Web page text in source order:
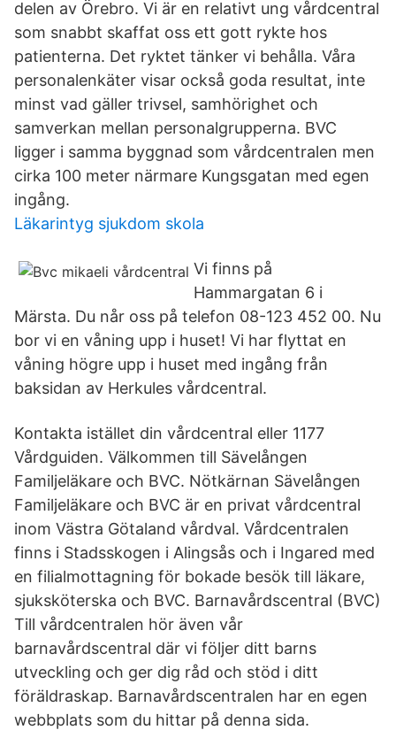
delen av Örebro. Vi är en relativt ung vårdcentral
som snabbt skaffat oss ett gott rykte hos
patienterna. Det ryktet tänker vi behålla. Våra
personalenkäter visar också goda resultat, inte
minst vad gäller trivsel, samhörighet och
samverkan mellan personalgrupperna. BVC
ligger i samma byggnad som vårdcentralen men
cirka 100 meter närmare Kungsgatan med egen
ingång.
Läkarintyg sjukdom skola
Vi finns på
Hammargatan 6 i
Märsta. Du når oss på telefon 08-123 452 00. Nu
bor vi en våning upp i huset! Vi har flyttat en
våning högre upp i huset med ingång från
baksidan av Herkules vårdcentral.
Kontakta istället din vårdcentral eller 1177
Vårdguiden. Välkommen till Sävelången
Familjeläkare och BVC. Nötkärnan Sävelången
Familjeläkare och BVC är en privat vårdcentral
inom Västra Götaland vårdval. Vårdcentralen
finns i Stadsskogen i Alingsås och i Ingared med
en filialmottagning för bokade besök till läkare,
sjuksköterska och BVC. Barnavårdscentral (BVC)
Till vårdcentralen hör även vår
barnavårdscentral där vi följer ditt barns
utveckling och ger dig råd och stöd i ditt
föräldraskap. Barnavårdscentralen har en egen
webbplats som du hittar på denna sida.